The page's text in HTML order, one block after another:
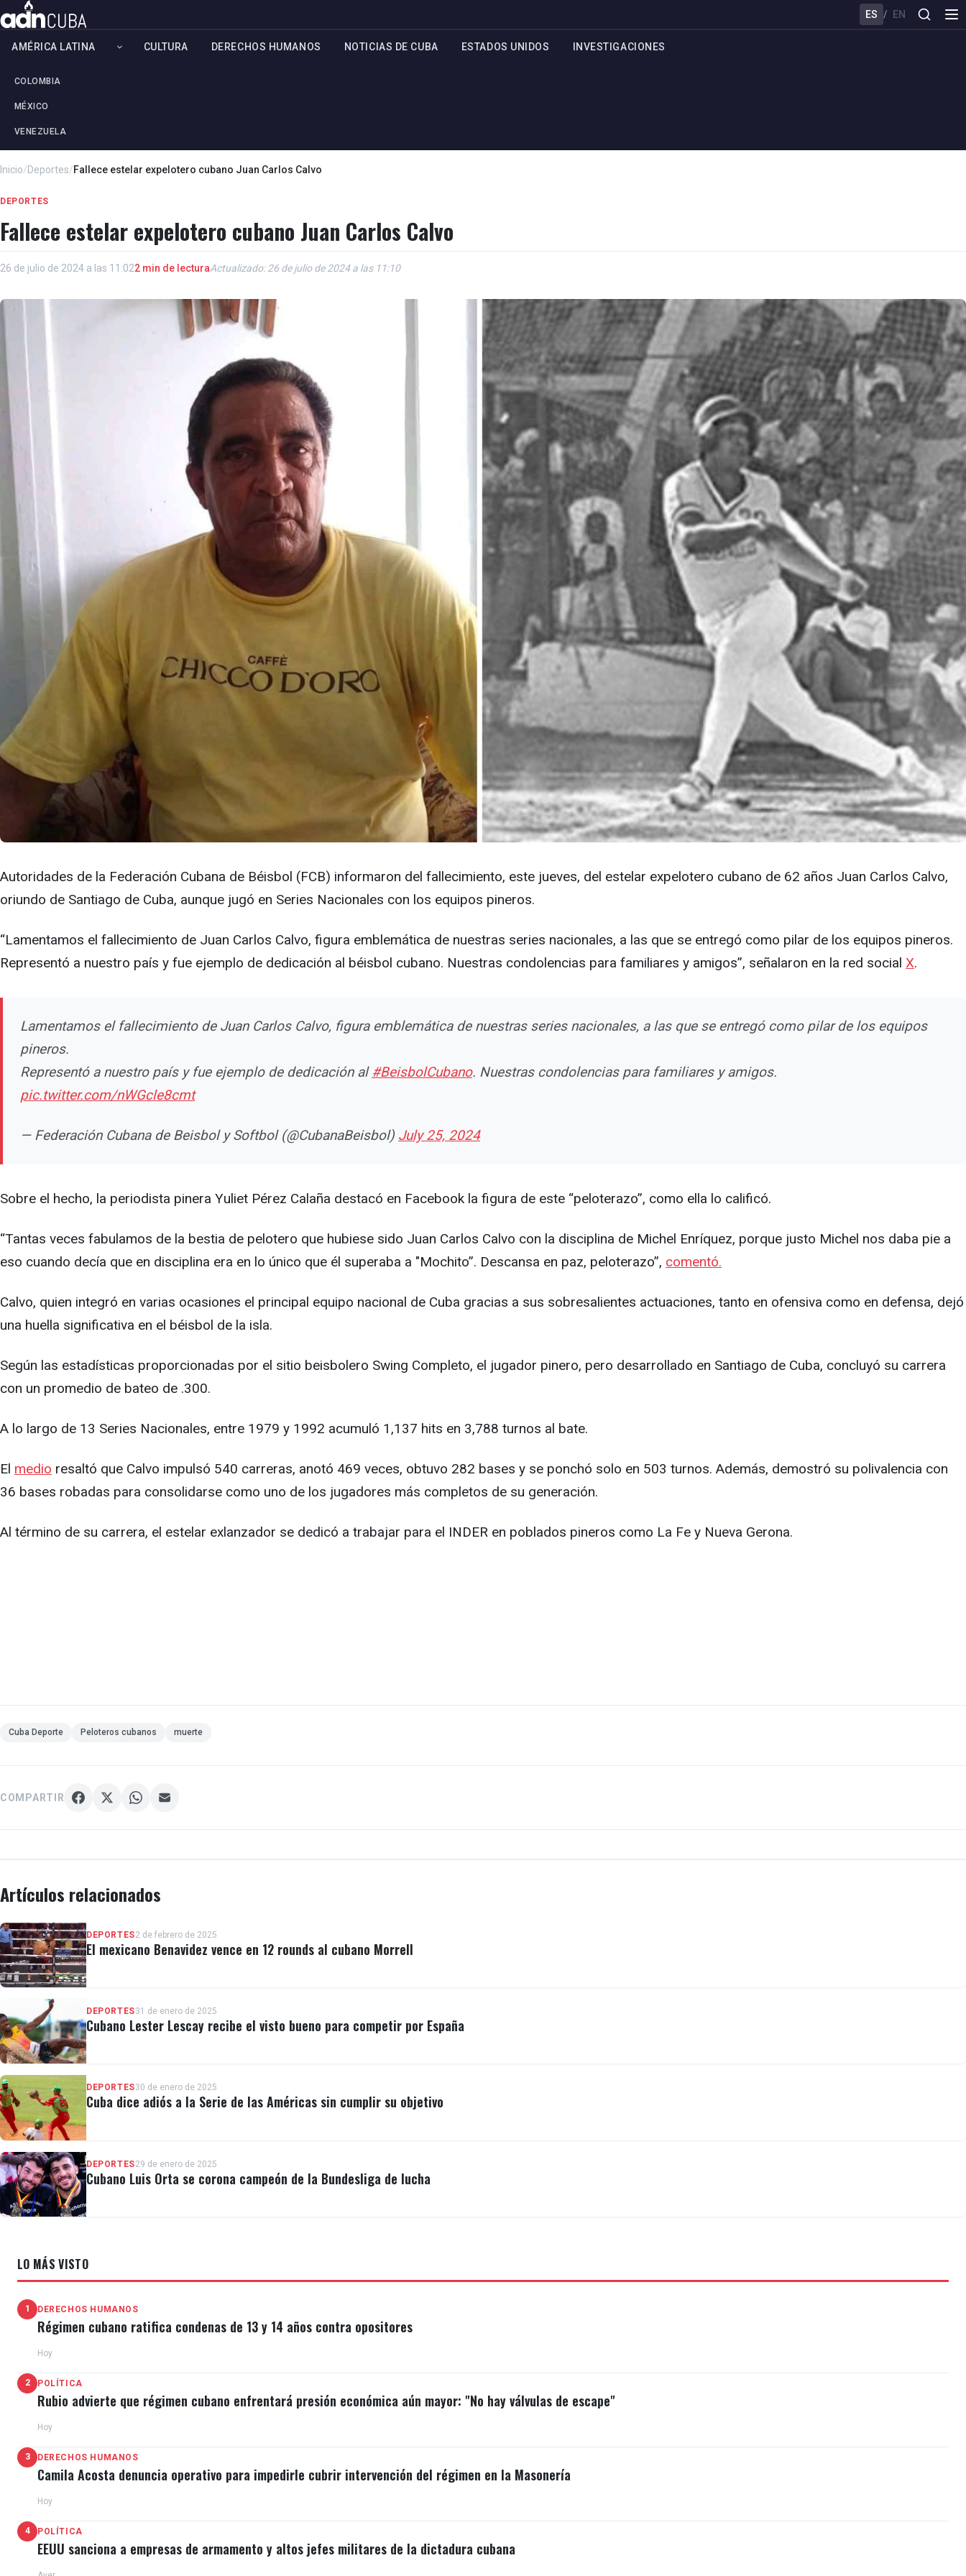
ES / EN
AMÉRICA LATINA
COLOMBIA
MÉXICO
VENEZUELA
CULTURA DERECHOS HUMANOS NOTICIAS DE CUBA ESTADOS UNIDOS INVESTIGACIONES
Inicio/Deportes/Fallece estelar expelotero cubano Juan Carlos Calvo
DEPORTES
Fallece estelar expelotero cubano Juan Carlos Calvo
26 de julio de 2024 a las 11:022 min de lecturaActualizado: 26 de julio de 2024 a las 11:10
Autoridades de la Federación Cubana de Béisbol (FCB) informaron del fallecimiento, este jueves, del estelar expelotero cubano de 62 años Juan Carlos Calvo,
oriundo de Santiago de Cuba, aunque jugó en Series Nacionales con los equipos pineros.
“Lamentamos el fallecimiento de Juan Carlos Calvo, figura emblemática de nuestras series nacionales, a las que se entregó como pilar de los equipos pineros.
Representó a nuestro país y fue ejemplo de dedicación al béisbol cubano. Nuestras condolencias para familiares y amigos”, señalaron en la red social X.
Lamentamos el fallecimiento de Juan Carlos Calvo, figura emblemática de nuestras series nacionales, a las que se entregó como pilar de los equipos
pineros.
Representó a nuestro país y fue ejemplo de dedicación al #BeisbolCubano. Nuestras condolencias para familiares y amigos.
pic.twitter.com/nWGcle8cmt
— Federación Cubana de Beisbol y Softbol (@CubanaBeisbol) July 25, 2024
Sobre el hecho, la periodista pinera Yuliet Pérez Calaña destacó en Facebook la figura de este “peloterazo”, como ella lo calificó.
“Tantas veces fabulamos de la bestia de pelotero que hubiese sido Juan Carlos Calvo con la disciplina de Michel Enríquez, porque justo Michel nos daba pie a
eso cuando decía que en disciplina era en lo único que él superaba a "Mochito”. Descansa en paz, peloterazo”, comentó.
Calvo, quien integró en varias ocasiones el principal equipo nacional de Cuba gracias a sus sobresalientes actuaciones, tanto en ofensiva como en defensa, dejó
una huella significativa en el béisbol de la isla.
Según las estadísticas proporcionadas por el sitio beisbolero Swing Completo, el jugador pinero, pero desarrollado en Santiago de Cuba, concluyó su carrera
con un promedio de bateo de .300.
A lo largo de 13 Series Nacionales, entre 1979 y 1992 acumuló 1,137 hits en 3,788 turnos al bate.
El medio resaltó que Calvo impulsó 540 carreras, anotó 469 veces, obtuvo 282 bases y se ponchó solo en 503 turnos. Además, demostró su polivalencia con
36 bases robadas para consolidarse como uno de los jugadores más completos de su generación.
Al término de su carrera, el estelar exlanzador se dedicó a trabajar para el INDER en poblados pineros como La Fe y Nueva Gerona.
Cuba Deporte Peloteros cubanos muerte
COMPARTIR
Artículos relacionados
DEPORTES2 de febrero de 2025
El mexicano Benavidez vence en 12 rounds al cubano Morrell
DEPORTES31 de enero de 2025
Cubano Lester Lescay recibe el visto bueno para competir por España
DEPORTES30 de enero de 2025
Cuba dice adiós a la Serie de las Américas sin cumplir su objetivo
DEPORTES29 de enero de 2025
Cubano Luis Orta se corona campeón de la Bundesliga de lucha
LO MÁS VISTO
1 DERECHOS HUMANOS
Régimen cubano ratifica condenas de 13 y 14 años contra opositores
Hoy
2 POLÍTICA
Rubio advierte que régimen cubano enfrentará presión económica aún mayor: "No hay válvulas de escape"
Hoy
3 DERECHOS HUMANOS
Camila Acosta denuncia operativo para impedirle cubrir intervención del régimen en la Masonería
Hoy
4 POLÍTICA
EEUU sanciona a empresas de armamento y altos jefes militares de la dictadura cubana